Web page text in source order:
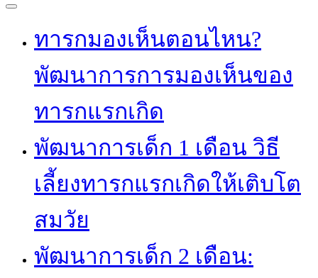
ทารกมองเห็นตอนไหน?
พัฒนาการการมองเห็นของ
ทารกแรกเกิด
พัฒนาการเด็ก 1 เดือน วิธี
เลี้ยงทารกแรกเกิดให้เติบโต
สมวัย
พัฒนาการเด็ก 2 เดือน: